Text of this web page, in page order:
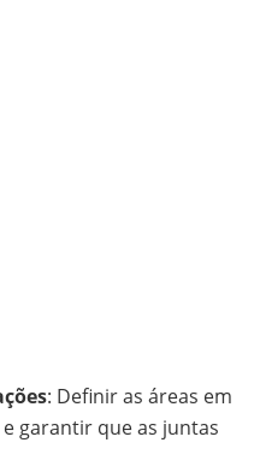
: Definir as áreas em
garantir que as juntas